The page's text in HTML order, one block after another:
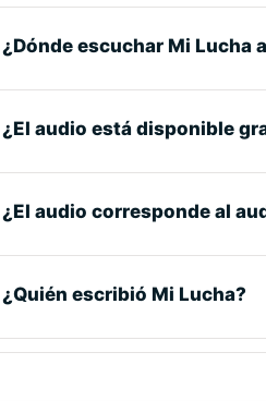
¿Dónde escuchar Mi Lucha
¿El audio está disponible
¿El audio corresponde al
¿Quién escribió Mi Lucha?